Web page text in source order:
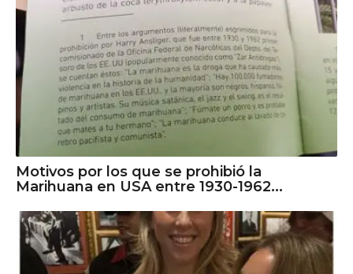
Motivos por los que se prohibió la
Marihuana en USA entre 1930-1962...